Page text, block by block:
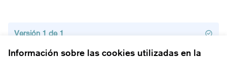
Información sobre las cookies utilizadas en la
Versión 1 de 1